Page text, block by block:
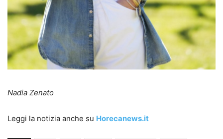
Nadia Zenato
Leggi la notizia anche su Horecanews.it